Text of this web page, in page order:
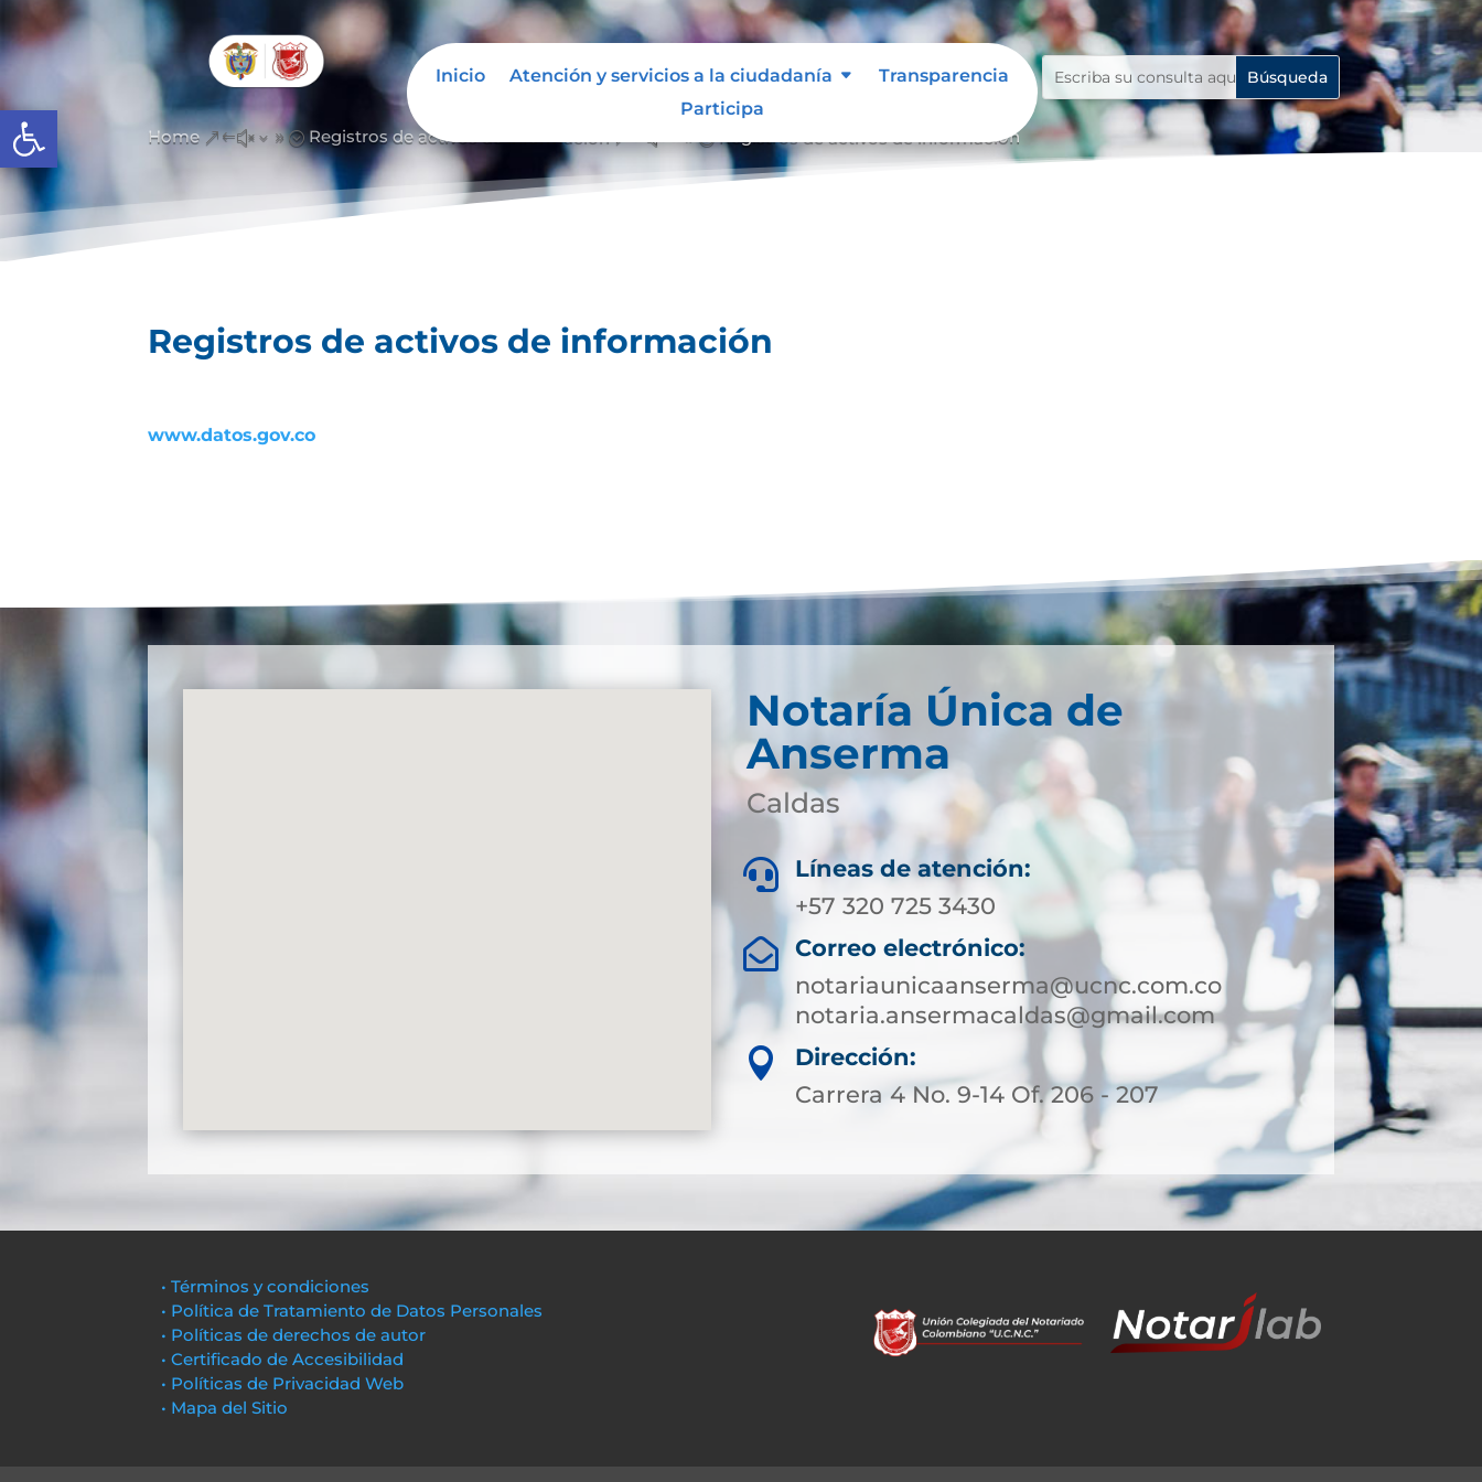
Abrir barra de herramientas
Inicio Atención y servicios a la ciudadanía
Transparencia
Participa
Home &#x39; Registros de activos de información Registros de activos de información
Registros de activos de información
www.datos.gov.co
Notaría Única de
Anserma
Caldas

Líneas de atención:
+57 320 725 3430

Correo electrónico:
notariaunicaanserma@ucnc.com.co
notaria.ansermacaldas@gmail.com

Dirección:
Carrera 4 No. 9-14 Of. 206 - 207
• Términos y condiciones
• Política de Tratamiento de Datos Personales
• Políticas de derechos de autor
• Certificado de Accesibilidad
• Políticas de Privacidad Web
• Mapa del Sitio